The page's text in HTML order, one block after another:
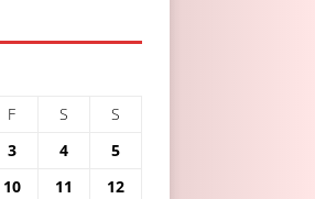
F S
S
3 4
5
10 11 12